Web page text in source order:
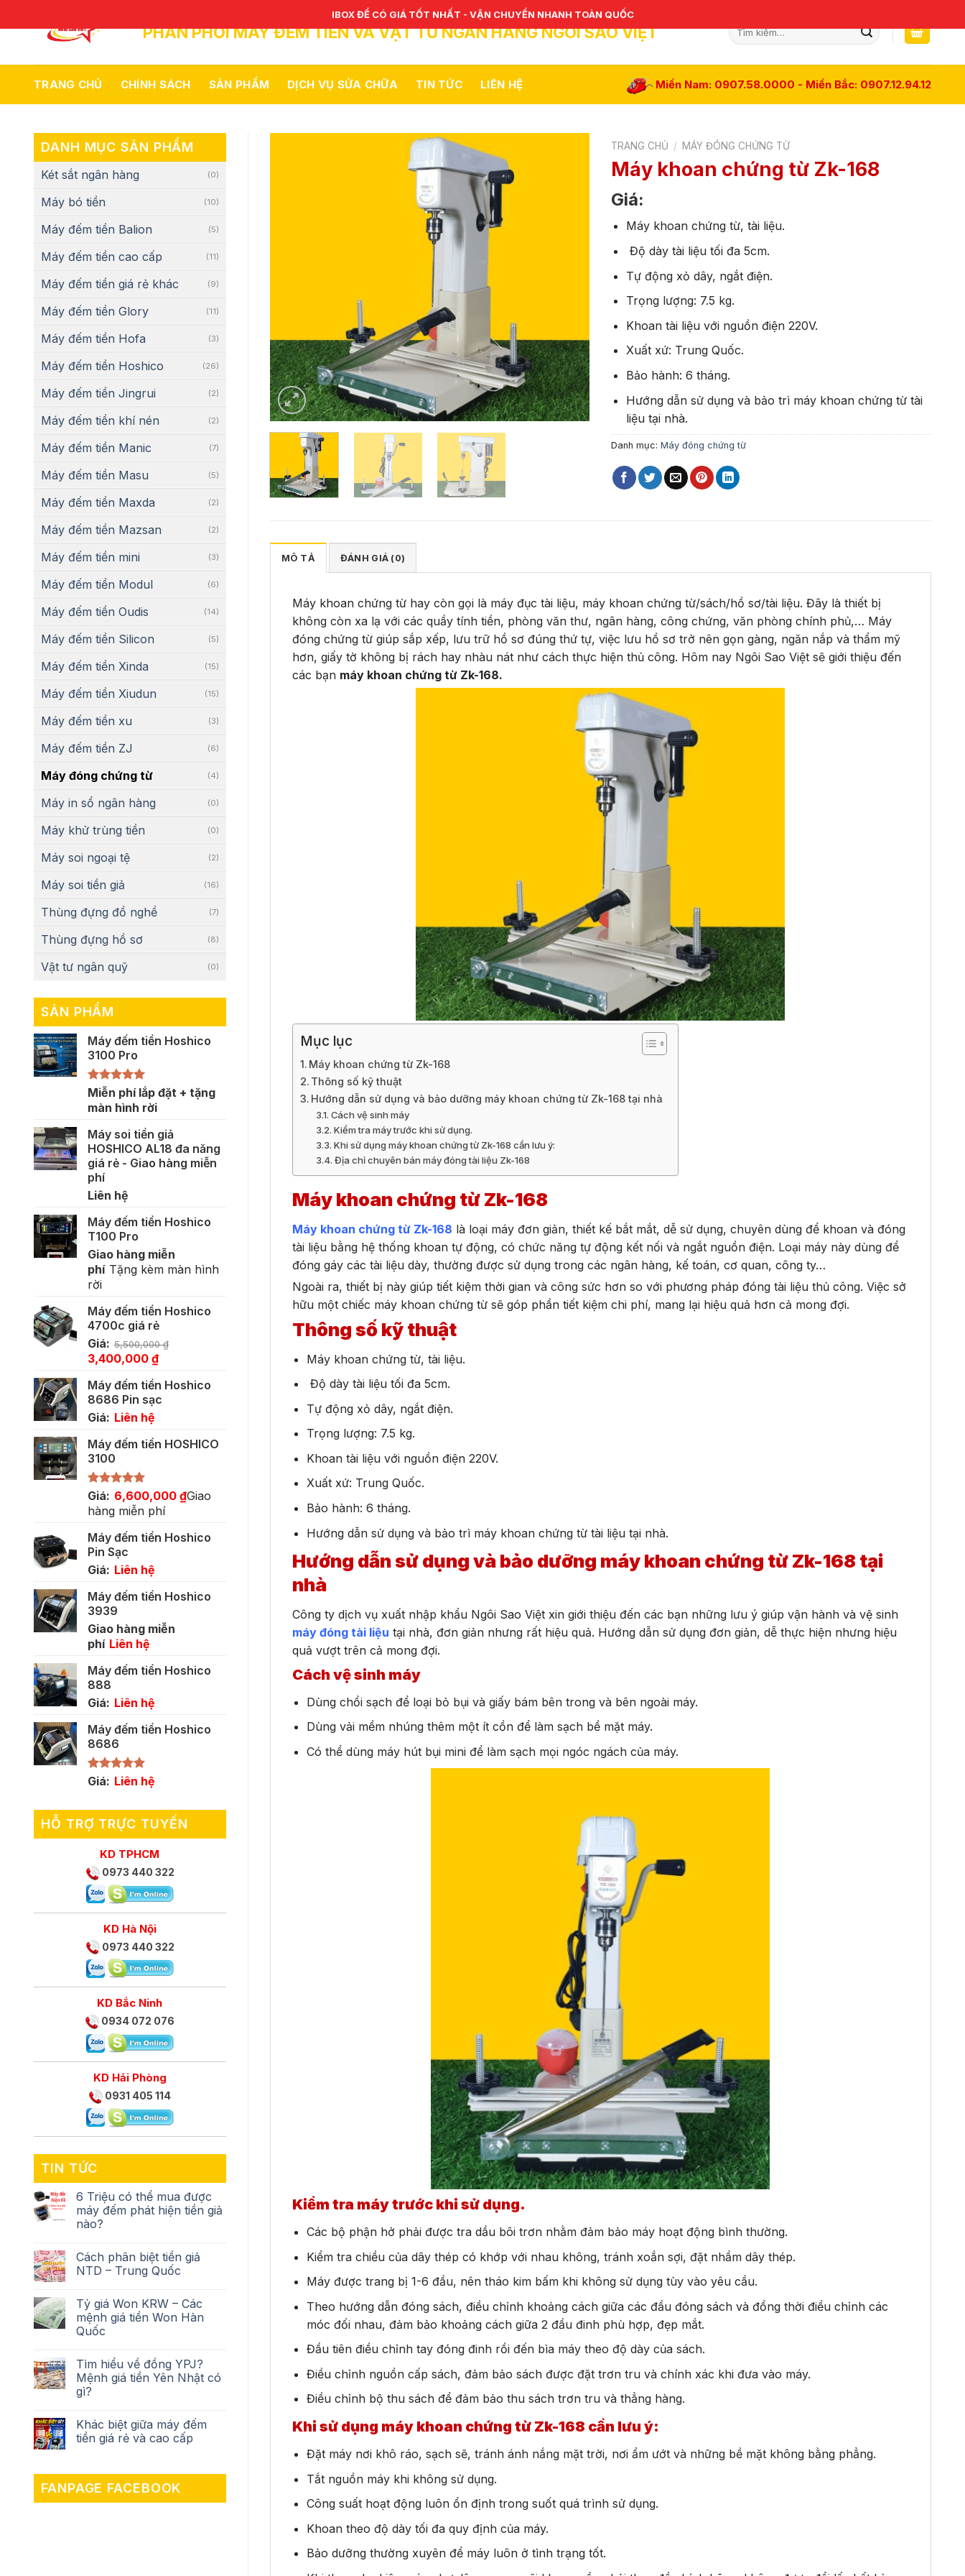
to
PHÂN PHỐI MÁY ĐẾM TIỀN VÀ VẬT TƯ NGÂN HÀNG NGÔI SAO VIỆT
Tìm
kiếm:
TRANG CHỦ CHÍNH SÁCH SẢN PHẨM DỊCH VỤ SỬA CHỮA TIN TỨC LIÊN HỆ Miền Nam: 0907.58.0000 - Miền Bắc: 0907.12.94.12
DANH MỤC SẢN PHẨM
Két sắt ngân hàng (0)
Máy bó tiền (10)
Máy đếm tiền Balion (5)
Máy đếm tiền cao cấp (11)
Máy đếm tiền giá rẻ khác (9)
Máy đếm tiền Glory (11)
Máy đếm tiền Hofa (3)
Máy đếm tiền Hoshico (26)
Máy đếm tiền Jingrui (2)
Máy đếm tiền khí nén (2)
Máy đếm tiền Manic (7)
Máy đếm tiền Masu (5)
Máy đếm tiền Maxda (2)
Máy đếm tiền Mazsan (2)
Máy đếm tiền mini (3)
Máy đếm tiền Modul (6)
Máy đếm tiền Oudis (14)
Máy đếm tiền Silicon (5)
Máy đếm tiền Xinda (15)
Máy đếm tiền Xiudun (15)
Máy đếm tiền xu (3)
Máy đếm tiền ZJ (6)
Máy đóng chứng từ (4)
Máy in sổ ngân hàng (0)
Máy khử trùng tiền (0)
Máy soi ngoại tệ (2)
Máy soi tiền giả (16)
Thùng đựng đồ nghề (7)
Thùng đựng hồ sơ (8)
Vật tư ngân quỹ (0)
SẢN PHẨM
Máy đếm tiền Hoshico
3100 Pro
Được xếp
hạng 5.00
5 sao
Miễn phí lắp đặt + tặng
màn hình rời
Máy soi tiền giả
HOSHICO AL18 đa năng
giá rẻ - Giao hàng miễn
phí
Liên hệ
Máy đếm tiền Hoshico
T100 Pro
Giao hàng miễn
phí Tặng kèm màn hình
rời
Máy đếm tiền Hoshico
4700c giá rẻ
Giá: 5,500,000₫
Giá
là:
5,500,000 ₫.
3,400,000 ₫Giá
tại
là:
Máy đếm tiền Hoshico
8686 Pin sạc
Giá: Liên hệ
Máy đếm tiền HOSHICO
3100
Được xếp
hạng
5.00
5 sao
Giá: 6,600,000 ₫Giao
hàng miễn phí
Máy đếm tiền Hoshico
Pin Sạc
Giá: Liên hệ
Máy đếm tiền Hoshico
3939
Giao hàng miễn
phí Liên hệ
Máy đếm tiền Hoshico
888
Giá: Liên hệ
Máy đếm tiền Hoshico
8686
Được xếp
Giá: Liên hệ
HỖ TRỢ TRỰC TUYẾN
KD TPHCM
0973 440 322
KD Hà Nội
0973 440 322
KD Bắc Ninh
0934 072 076
KD Hải Phòng
0931 405 114
TIN TỨC
6 Triệu có thể mua được
máy đếm phát hiện tiền giả
nào?
Cách phân biệt tiền giả
NTD – Trung Quốc
Tỷ giá Won KRW – Các
mệnh giá tiền Won Hàn
Quốc
Tìm hiểu về đồng YPJ?
Mệnh giá tiền Yên Nhật có
gì?
Khác biệt giữa máy đếm
tiền giá rẻ và cao cấp
FANPAGE FACEBOOK
TRANG CHỦ / MÁY ĐÓNG CHỨNG TỪ
Máy khoan chứng từ Zk-168
Giá:
Máy khoan chứng từ, tài liệu.
Độ dày tài liệu tối đa 5cm.
Tự động xỏ dây, ngắt điện.
Trọng lượng: 7.5 kg.
Khoan tài liệu với nguồn điện 220V.
Xuất xứ: Trung Quốc.
Bảo hành: 6 tháng.
Hướng dẫn sử dụng và bảo trì máy khoan chứng từ tài
liệu tại nhà.
Danh mục:Máy đóng chứng từ
MÔ TẢ ĐÁNH GIÁ (0)
Máy khoan chứng từ hay còn gọi là máy đục tài liệu, máy khoan chứng từ/sách/hồ sơ/tài liệu. Đây là thiết bị
không còn xa lạ với các quầy tính tiền, phòng văn thư, ngân hàng, công chứng, văn phòng chính phủ,… Máy
đóng chứng từ giúp sắp xếp, lưu trữ hồ sơ đúng thứ tự, việc lưu hồ sơ trở nên gọn gàng, ngăn nắp và thẩm mỹ
hơn, giấy tờ không bị rách hay nhàu nát như cách thực hiện thủ công. Hôm nay Ngôi Sao Việt sẽ giới thiệu đến
các bạn máy khoan chứng từ Zk-168.
Mục lục
Máy khoan chứng từ Zk-168
Thông số kỹ thuật
Hướng dẫn sử dụng và bảo dưỡng máy khoan chứng từ Zk-168 tại nhà
Cách vệ sinh máy
Kiểm tra máy trước khi sử dụng.
Khi sử dụng máy khoan chứng từ Zk-168 cần lưu ý:
Địa chỉ chuyên bán máy đóng tài liệu Zk-168
Máy khoan chứng từ Zk-168
Máy khoan chứng từ Zk-168 là loại máy đơn giản, thiết kế bắt mắt, dễ sử dụng, chuyên dùng để khoan và đóng
tài liệu bằng hệ thống khoan tự động, có chức năng tự động kết nối và ngắt nguồn điện. Loại máy này dùng để
đóng gáy các tài liệu dày, thường được sử dụng trong các ngân hàng, kế toán, cơ quan, công ty…
Ngoài ra, thiết bị này giúp tiết kiệm thời gian và công sức hơn so với phương pháp đóng tài liệu thủ công. Việc sở
hữu một chiếc máy khoan chứng từ sẽ góp phần tiết kiệm chi phí, mang lại hiệu quả hơn cả mong đợi.
Thông số kỹ thuật
Máy khoan chứng từ, tài liệu.
Độ dày tài liệu tối đa 5cm.
Tự động xỏ dây, ngắt điện.
Trọng lượng: 7.5 kg.
Khoan tài liệu với nguồn điện 220V.
Xuất xứ: Trung Quốc.
Bảo hành: 6 tháng.
Hướng dẫn sử dụng và bảo trì máy khoan chứng từ tài liệu tại nhà.
Hướng dẫn sử dụng và bảo dưỡng máy khoan chứng từ Zk-168 tại
nhà
Công ty dịch vụ xuất nhập khẩu Ngôi Sao Việt xin giới thiệu đến các bạn những lưu ý giúp vận hành và vệ sinh
máy đóng tài liệu tại nhà, đơn giản nhưng rất hiệu quả. Hướng dẫn sử dụng đơn giản, dễ thực hiện nhưng hiệu
quả vượt trên cả mong đợi.
Cách vệ sinh máy
Dùng chổi sạch để loại bỏ bụi và giấy bám bên trong và bên ngoài máy.
Dùng vải mềm nhúng thêm một ít cồn để làm sạch bề mặt máy.
Có thể dùng máy hút bụi mini để làm sạch mọi ngóc ngách của máy.
Kiểm tra máy trước khi sử dụng.
Các bộ phận hở phải được tra dầu bôi trơn nhằm đảm bảo máy hoạt động bình thường.
Kiểm tra chiều của dây thép có khớp với nhau không, tránh xoắn sợi, đặt nhầm dây thép.
Máy được trang bị 1-6 đầu, nên tháo kim bấm khi không sử dụng tùy vào yêu cầu.
Theo hướng dẫn đóng sách, điều chỉnh khoảng cách giữa các đầu đóng sách và đồng thời điều chỉnh các
móc đối nhau, đảm bảo khoảng cách giữa 2 đầu đinh phù hợp, đẹp mắt.
Đầu tiên điều chỉnh tay đóng đinh rồi đến bìa máy theo độ dày của sách.
Điều chỉnh nguồn cấp sách, đảm bảo sách được đặt trơn tru và chính xác khi đưa vào máy.
Điều chỉnh bộ thu sách để đảm bảo thu sách trơn tru và thẳng hàng.
Khi sử dụng máy khoan chứng từ Zk-168 cần lưu ý:
Đặt máy nơi khô ráo, sạch sẽ, tránh ánh nắng mặt trời, nơi ẩm ướt và những bề mặt không bằng phẳng.
Tắt nguồn máy khi không sử dụng.
Công suất hoạt động luôn ổn định trong suốt quá trình sử dụng.
Khoan theo độ dày tối đa quy định của máy.
Bảo dưỡng thường xuyên để máy luôn ở tình trạng tốt.
IBOX ĐỂ CÓ GIÁ TỐT NHẤT - VẬN CHUYỂN NHANH TOÀN QUỐC